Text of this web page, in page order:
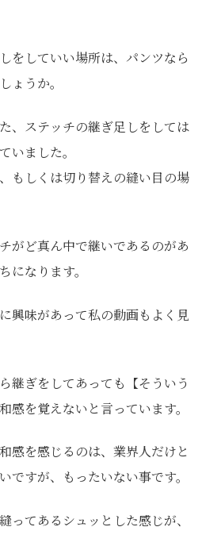
をしていい場所は、パンツなら
ょうか。
、ステッチの継ぎ足しをしては
いました。
もしくは切り替えの縫い目の場
がど真ん中で継いであるのがあ
になります。
興味があって私の動画もよく見
継ぎをしてあっても【そういう
感を覚えないと言っています。
感を感じるのは、業界人だけと
ですが、もったいない事です。
ってあるシュッとした感じが、